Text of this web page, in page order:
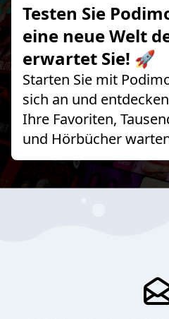
Testen Sie
eine neue Welt
erwartet Sie! 🚀
Starten Sie mit
sich an und
Ihre Favoriten,
und Hörbücher